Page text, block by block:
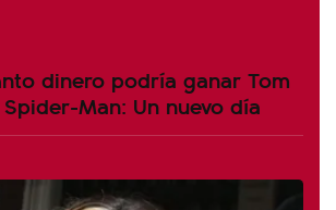
dinero podría ganar Tom
Man: Un nuevo día